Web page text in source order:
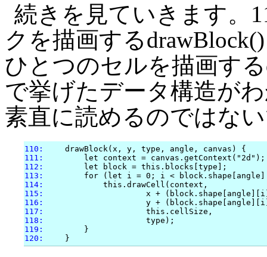
続きを見ていきます。
クを描画する
ひとつのセルを描画す
で挙げたデータ構造が
素直に読めるのではな
110:
111:
112:
113:
114:
115:
116:
117:
118:
119:
120:
    drawBlock(x, y, type, angle, canvas) {
        let context = canvas.getContext("2d");
        let block = this.blocks[type];
for (let i = 0; i <
            this.drawCell(context,
x +
y +
                     this.cellSize,
                     type);
        }